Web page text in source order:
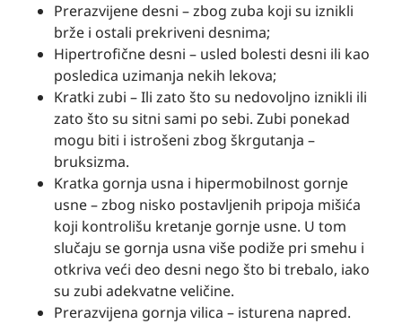
Prerazvijene desni – zbog zuba koji su iznikli
brže i ostali prekriveni desnima;
Hipertrofične desni – usled bolesti desni ili kao
posledica uzimanja nekih lekova;
Kratki zubi – Ili zato što su nedovoljno iznikli ili
zato što su sitni sami po sebi. Zubi ponekad
mogu biti i istrošeni zbog škrgutanja –
bruksizma.
Kratka gornja usna i hipermobilnost gornje
usne – zbog nisko postavljenih pripoja mišića
koji kontrolišu kretanje gornje usne. U tom
slučaju se gornja usna više podiže pri smehu i
otkriva veći deo desni nego što bi trebalo, iako
su zubi adekvatne veličine.
Prerazvijena gornja vilica – isturena napred.